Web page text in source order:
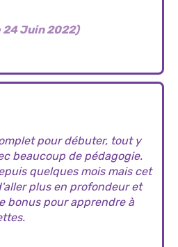
24 Juin 2022)
pour débuter, tout y
beaucoup de pédagogie.
quelques mois mais cet
plus en profondeur et
bonus pour apprendre à